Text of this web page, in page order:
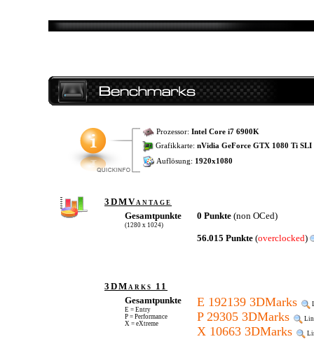
Prozessor: Intel Core i7 6900K
Grafikkarte: nVidia GeForce GTX 1080 Ti SLI
Auflösung: 1920x1080
3DMVantage
Gesamtpunkte
(1280 x 1024)
0 Punkte (non OCed)
56.015 Punkte (overclocked)
3DMarks 11
Gesamtpunkte
E = Entry
P = Performance
X = eXtreme
E 192139 3DMarks
P 29305 3DMarks
X 10663 3DMarks